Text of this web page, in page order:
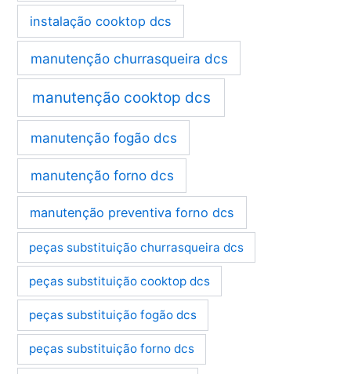
instalação cooktop dcs
manutenção churrasqueira dcs
manutenção cooktop dcs
manutenção fogão dcs
manutenção forno dcs
manutenção preventiva forno dcs
peças substituição churrasqueira dcs
peças substituição cooktop dcs
peças substituição fogão dcs
peças substituição forno dcs